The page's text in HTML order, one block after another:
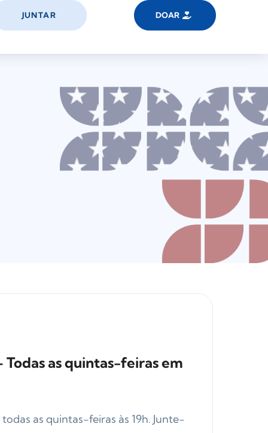
JUNTAR DOAR
Todas as quintas-feiras em
as quintas-feiras às 19h. Junte-